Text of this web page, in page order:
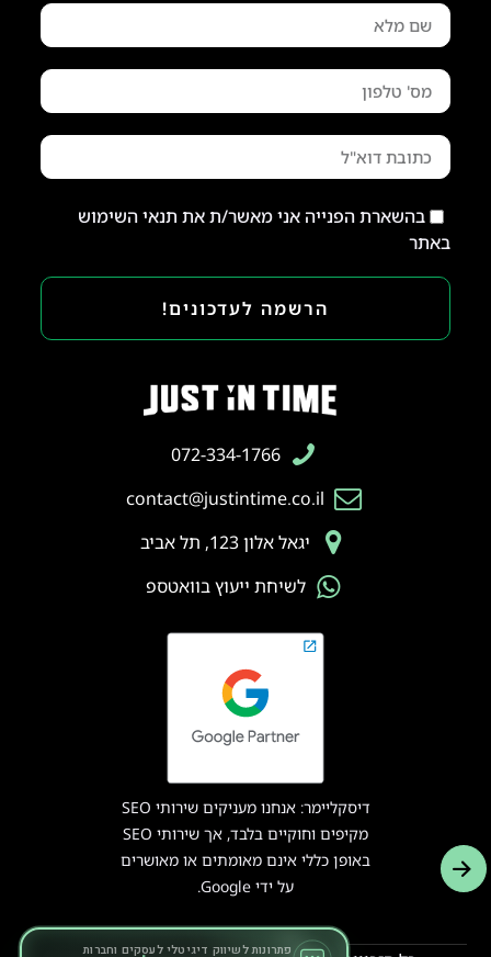
072-334-1766
contact@justintime.co.il
יגאל אלון 123, תל אביב
לשיחת ייעוץ בוואטספ
דיסקליימר: אנחנו מעניקים שירותי SEO
מקיפים וחוקיים בלבד, אך שירותי SEO
באופן כללי אינם מאומתים או מאושרים
על ידי Google.
בהשארת הפנייה אני מאשר/ת את תנאי השימוש
באתר
הרשמה לעדכונים!
פתרונות לשיווק דיגיטלי לעסקים וחברות